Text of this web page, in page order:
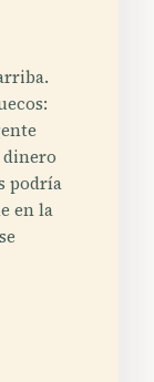
dinero
podría
en la